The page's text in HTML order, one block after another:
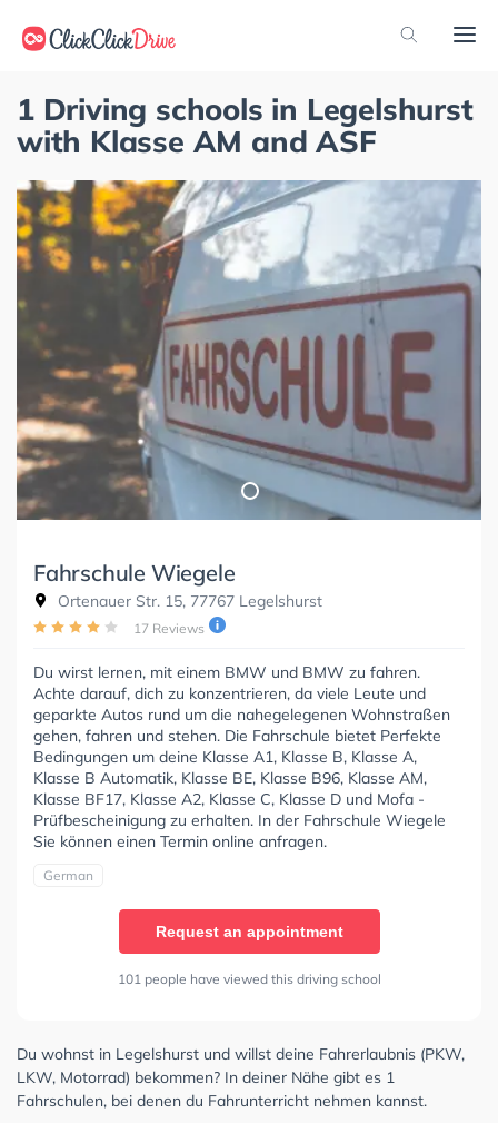
1 Driving schools in Legelshurst
with Klasse AM and ASF
Fahrschule Wiegele
Ortenauer Str. 15, 77767 Legelshurst
17 Reviews
Du wirst lernen, mit einem BMW und BMW zu fahren.
Achte darauf, dich zu konzentrieren, da viele Leute und
geparkte Autos rund um die nahegelegenen Wohnstraßen
gehen, fahren und stehen. Die Fahrschule bietet Perfekte
Bedingungen um deine Klasse A1, Klasse B, Klasse A,
Klasse B Automatik, Klasse BE, Klasse B96, Klasse AM,
Klasse BF17, Klasse A2, Klasse C, Klasse D und Mofa -
Prüfbescheinigung zu erhalten. In der Fahrschule Wiegele
Sie können einen Termin online anfragen.
German
Request an appointment
101 people have viewed this driving school
Du wohnst in Legelshurst und willst deine Fahrerlaubnis (PKW,
LKW, Motorrad) bekommen? In deiner Nähe gibt es 1
Fahrschulen, bei denen du Fahrunterricht nehmen kannst.